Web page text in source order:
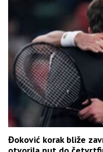
Đoković korak bliže